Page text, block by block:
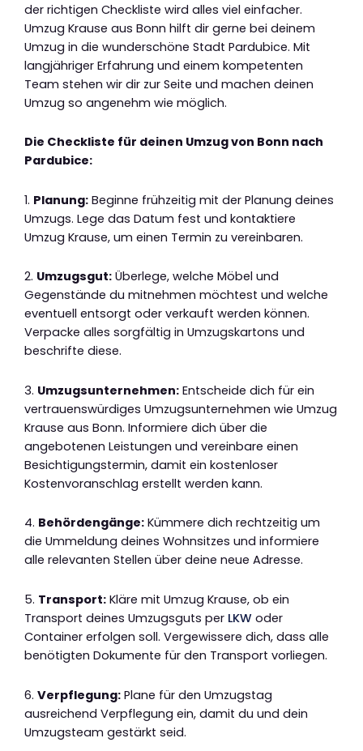
der richtigen Checkliste wird alles viel einfacher.
Umzug Krause aus Bonn hilft dir gerne bei deinem
Umzug in die wunderschöne Stadt Pardubice. Mit
langjähriger Erfahrung und einem kompetenten
Team stehen wir dir zur Seite und machen deinen
Umzug so angenehm wie möglich.
Die Checkliste für deinen Umzug von Bonn nach
Pardubice:
1. Planung: Beginne frühzeitig mit der Planung deines
Umzugs. Lege das Datum fest und kontaktiere
Umzug Krause, um einen Termin zu vereinbaren.
2. Umzugsgut: Überlege, welche Möbel und
Gegenstände du mitnehmen möchtest und welche
eventuell entsorgt oder verkauft werden können.
Verpacke alles sorgfältig in Umzugskartons und
beschrifte diese.
3. Umzugsunternehmen: Entscheide dich für ein
vertrauenswürdiges Umzugsunternehmen wie Umzug
Krause aus Bonn. Informiere dich über die
angebotenen Leistungen und vereinbare einen
Besichtigungstermin, damit ein kostenloser
Kostenvoranschlag erstellt werden kann.
4. Behördengänge: Kümmere dich rechtzeitig um
die Ummeldung deines Wohnsitzes und informiere
alle relevanten Stellen über deine neue Adresse.
5. Transport: Kläre mit Umzug Krause, ob ein
Transport deines Umzugsguts per LKW oder
Container erfolgen soll. Vergewissere dich, dass alle
benötigten Dokumente für den Transport vorliegen.
6. Verpflegung: Plane für den Umzugstag
ausreichend Verpflegung ein, damit du und dein
Umzugsteam gestärkt seid.